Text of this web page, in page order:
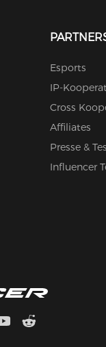
Esports
IP-
Cross
Affiliates
Presse &
Influencer